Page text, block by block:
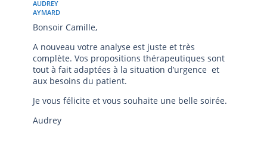
Bonsoir Camille,
A nouveau votre analyse est juste et très
complète. Vos propositions thérapeutiques sont
tout à fait adaptées à la situation d’urgence et
aux besoins du patient.
Je vous félicite et vous souhaite une belle soirée.
Audrey